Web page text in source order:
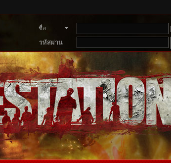
ชื่อ
สมาชิก
รหัสผ่าน